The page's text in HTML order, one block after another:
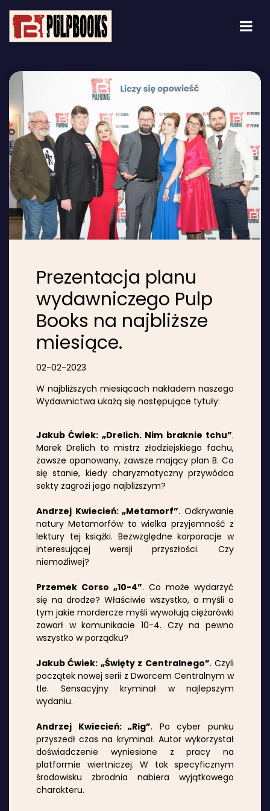
Prezentacja planu
wydawniczego Pulp
Books na najbliższe
miesiące.
02-02-2023
W najbliższych miesiącach nakładem naszego
Wydawnictwa ukażą się następujące tytuły:
Jakub Ćwiek: „Drelich. Nim braknie tchu”.
Marek Drelich to mistrz złodziejskiego fachu,
zawsze opanowany, zawsze mający plan B. Co
się stanie, kiedy charyzmatyczny przywódca
sekty zagrozi jego najbliższym?
Andrzej Kwiecień: „Metamorf”. Odkrywanie
natury Metamorfów to wielka przyjemność z
lektury tej książki. Bezwzględne korporacje w
interesującej wersji przyszłości. Czy
niemożliwej?
Przemek Corso „10-4”. Co może wydarzyć
się na drodze? Właściwie wszystko, a myśli o
tym jakie mordercze myśli wywołują ciężarówki
zawarł w komunikacie 10-4. Czy na pewno
wszystko w porządku?
Jakub Ćwiek: „Święty z Centralnego”. Czyli
początek nowej serii z Dworcem Centralnym w
tle. Sensacyjny kryminał w najlepszym
wydaniu.
Andrzej Kwiecień: „Rig”. Po cyber punku
przyszedł czas na kryminał. Autor wykorzystał
doświadczenie wyniesione z pracy na
platformie wiertniczej. W tak specyficznym
środowisku zbrodnia nabiera wyjątkowego
charakteru.